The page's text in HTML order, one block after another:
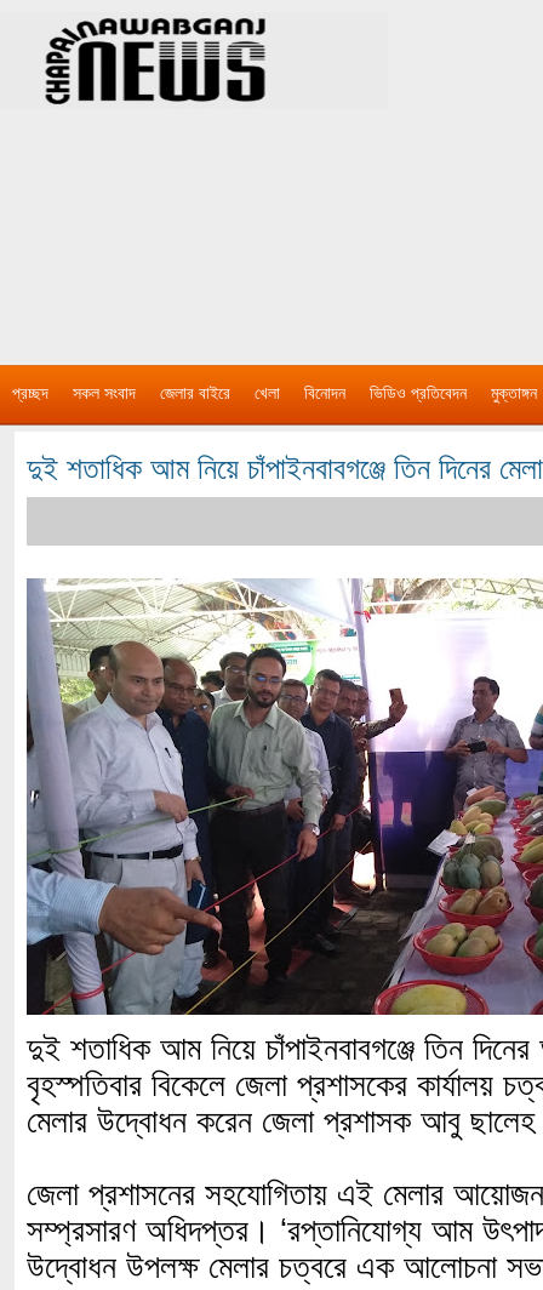
প্রচ্ছদ সকল সংবাদ জেলার বাইরে খেলা বিনোদন ভিডিও প্রতিবেদন মুক্তাঙ্গন
দুই শতাধিক আম নিয়ে চাঁপাইনবাবগঞ্জে তিন দিনের
দুই শতাধিক আম নিয়ে চাঁপাইনবাবগঞ্জে তিন
বৃহস্পতিবার বিকেলে জেলা প্রশাসকের কার্যালয়
মেলার উদ্বোধন করেন জেলা প্রশাসক আবু ছালেহ
জেলা প্রশাসনের সহযোগিতায় এই মেলার
সম্প্রসারণ অধিদপ্তর। ‘রপ্তানিযোগ্য আম
উদ্বোধন উপলক্ষ মেলার চত্বরে এক আলোচনা